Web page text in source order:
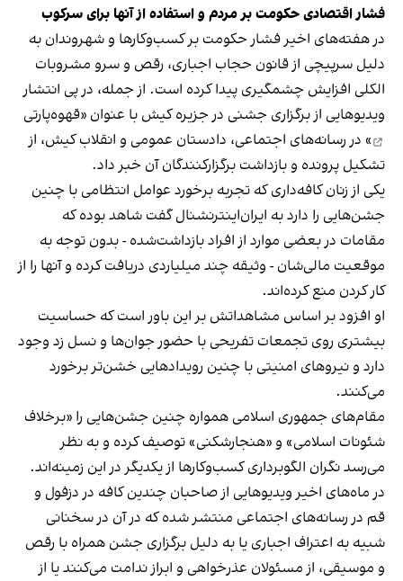
فشار اقتصادی حکومت بر مردم و استفاده از آنها برای سرکوب
در هفته‌های اخیر فشار حکومت بر کسب‌وکارها و شهروندان به
دلیل سرپیچی از قانون حجاب اجباری، رقص و سرو مشروبات
الکلی افزایش چشمگیری پیدا کرده است. از جمله، در پی انتشار
ویدیوهایی از برگزاری جشنی در جزیره کیش با عنوان «قهوه‌پارتی
» در رسانه‌های اجتماعی، دادستان عمومی و انقلاب کیش، از
تشکیل پرونده و بازداشت برگزارکنندگان آن خبر داد.
یکی از زنان کافه‌داری که تجربه برخورد عوامل انتظامی با چنین
جشن‌هایی را دارد به ایران‌اینترنشنال گفت شاهد بوده که
مقامات در بعضی موارد از افراد بازداشت‌‌شده - بدون توجه به
موقعیت مالی‌شان - وثیقه چند میلیاردی دریافت کرده و آنها را از
کار کردن منع کرده‌اند.
او افزود بر اساس مشاهداتش بر این باور است که حساسیت
بیشتری روی تجمعات تفریحی با حضور جوان‌ها و نسل زد وجود
دارد و نیروهای امنیتی با چنین رویدادهایی خشن‌تر برخورد
می‌کنند.
مقام‌های جمهوری اسلامی همواره چنین جشن‌هایی را «برخلاف
شئونات اسلامی» و «هنجارشکنی» توصیف کرده و به نظر
می‌رسد نگران الگوبرداری کسب‌وکارها از یکدیگر در این زمینه‌اند.
در ماه‌های اخیر ویدیوهایی از صاحبان چندین کافه در دزفول و
قم در رسانه‌های اجتماعی منتشر شده که در آن در سخنانی
شبیه به اعتراف اجباری یا به دلیل برگزاری جشن همراه با رقص
و موسیقی، از مسئولان عذرخواهی و ابراز ندامت می‌کنند یا از